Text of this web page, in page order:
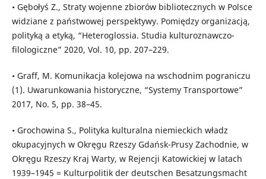
• Gębołyś Z., Straty wojenne zbiorów bibliotecznych w Polsce
widziane z państwowej perspektywy. Pomiędzy organizacją,
polityką a etyką, “Heteroglossia. Studia kulturoznawczo-
filologiczne” 2020, Vol. 10, pp. 207–229.
• Graff, M. Komunikacja kolejowa na wschodnim pograniczu
(1). Uwarunkowania historyczne, “Systemy Transportowe”
2017, No. 5, pp. 38–45.
• Grochowina S., Polityka kulturalna niemieckich władz
okupacyjnych w Okręgu Rzeszy Gdańsk-Prusy Zachodnie, w
Okręgu Rzeszy Kraj Warty, w Rejencji Katowickiej w latach
1939–1945 = Kulturpolitik der deutschen Besatzungsmacht